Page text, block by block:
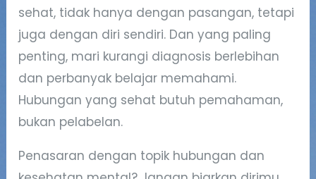
sehat, tidak hanya dengan pasangan, tetapi
juga dengan diri sendiri. Dan yang paling
penting, mari kurangi diagnosis berlebihan
dan perbanyak belajar memahami.
Hubungan yang sehat butuh pemahaman,
bukan pelabelan.
Penasaran dengan topik hubungan dan